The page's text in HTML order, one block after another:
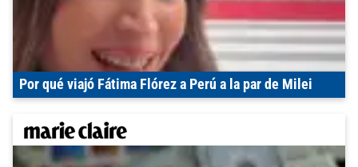
Por qué viajó Fátima Flórez a Perú a la par de Milei